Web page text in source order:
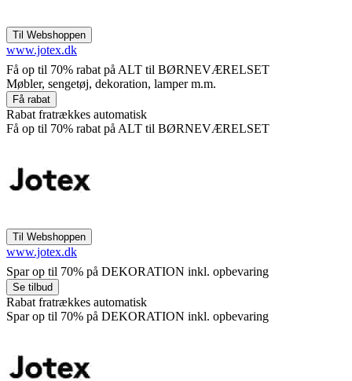
www.jotex.dk
Få op til 70% rabat på ALT til BØRNEVÆRELSET
Møbler, sengetøj, dekoration, lamper m.m.
Rabat fratrækkes automatisk
Få op til 70% rabat på ALT til BØRNEVÆRELSET
www.jotex.dk
Spar op til 70% på DEKORATION inkl. opbevaring
Rabat fratrækkes automatisk
Spar op til 70% på DEKORATION inkl. opbevaring